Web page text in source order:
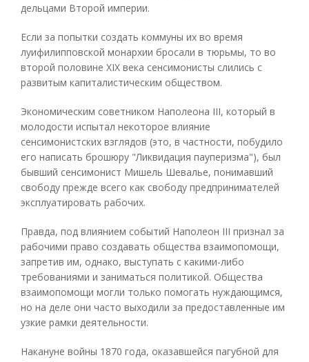
дельцами Второй империи.
Если за попытки создать коммуны их во время
луифилипповской монархии бросали в тюрьмы, то во
второй половине XIX века сенсимонисты слились с
развитым капиталистическим обществом.
Экономическим советником Наполеона III, который в
молодости испытал некоторое влияние
сенсимонистских взглядов (это, в частности, побудило
его написать брошюру "Ликвидация пауперизма"), был
бывший сенсимонист Мишель Шевалье, понимавший
свободу прежде всего как свободу предпринимателей
эксплуатировать рабочих.
Правда, под влиянием событий Наполеон III признал за
рабочими право создавать общества взаимопомощи,
запретив им, однако, выступать с какими-либо
требованиями и заниматься политикой. Общества
взаимопомощи могли только помогать нуждающимся,
но на деле они часто выходили за предоставленные им
узкие рамки деятельности.
Накануне войны 1870 года, оказавшейся пагубной для